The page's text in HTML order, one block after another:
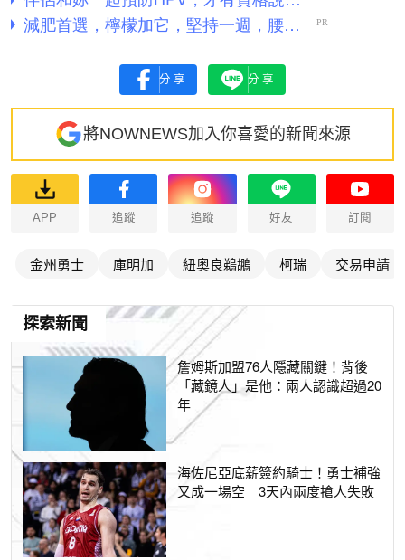
分享 分享
將NOWNEWS加入你喜愛的新聞來源
APP 追蹤 追蹤 好友 訂閱
金州勇士 庫明加 紐奧良鵜鶘 柯瑞 交易申請
探索新聞
詹姆斯加盟76人隱藏關鍵！背後
「藏鏡人」是他：兩人認識超過20
年
海佐尼亞底薪簽約騎士！勇士補強
又成一場空 3天內兩度搶人失敗